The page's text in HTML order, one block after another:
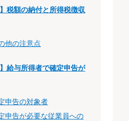
税額の納付と所得税徴収
他の注意点
給与所得者で確定申告が
申告の対象者
申告が必要な従業員への